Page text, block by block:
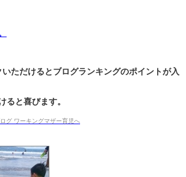
いただけるとブログランキングのポイントが入
ると喜びます。